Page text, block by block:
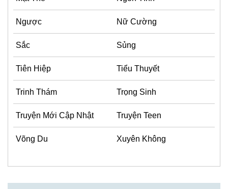
Ngược Nữ Cường
Sắc Sủng
Tiên Hiệp Tiểu Thuyết
Trinh Thám Trọng Sinh
Truyện Mới Cập Nhật Truyện Teen
Võng Du Xuyên Không